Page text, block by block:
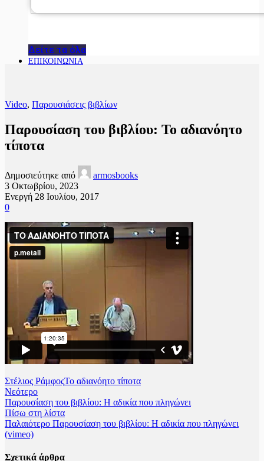
Δείτε τα όλα
ΕΠΙΚΟΙΝΩΝΙΑ
Video, Παρουσιάσεις βιβλίων
Παρουσίαση του βιβλίου: Το αδιανόητο
τίποτα
Δημοσιεύτηκε από
armosbooks
3 Οκτωβρίου, 2023
Ενεργή 28 Ιουλίου, 2017
0
Στέλιος ΡάμφοςΤο αδιανόητο τίποτα
Νεότερο
Παρουσίαση του βιβλίου: Η αδικία που πληγώνει
Πίσω στη λίστα
Παλαιότερο Παρουσίαση του βιβλίου: Η αδικία που πληγώνει
(vimeo)
Σχετικά άρθρα